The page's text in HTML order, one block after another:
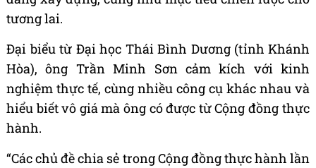
tương lai.
Đại biểu từ Đại học Thái Bình Dương (tỉnh Khánh
Hòa),ông Trần Minh Sơn cảm kích với kinh
nghiệm thực tế, cùng nhiều công cụ khác nhau và
hiểu biết vô giámà ông có được từCộng đồng thực
hành.
“Các chủ đềchia sẻ trong Cộngđồng thực hành lần